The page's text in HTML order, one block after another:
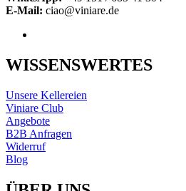
E-Mail: ciao@viniare.de
WISSENSWERTES
Unsere Kellereien
Viniare Club
Angebote
B2B Anfragen
Widerruf
Blog